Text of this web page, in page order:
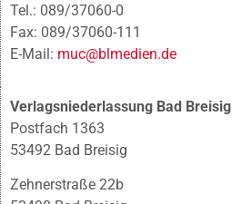
Tel.: 089/37060-0
Fax: 089/37060-111
E-Mail: muc@blmedien.de
Verlagsniederlassung Bad Breisig
Postfach 1363
53492 Bad Breisig
Zehnerstraße 22b